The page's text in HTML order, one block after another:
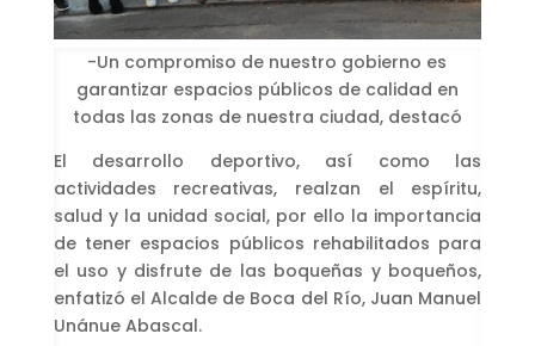
-Un compromiso de nuestro gobierno es
garantizar espacios públicos de calidad en
todas las zonas de nuestra ciudad, destacó
El desarrollo deportivo, así como las
actividades recreativas, realzan el espíritu,
salud y la unidad social, por ello la importancia
de tener espacios públicos rehabilitados para
el uso y disfrute de las boqueñas y boqueños,
enfatizó el Alcalde de Boca del Río, Juan Manuel
Unánue Abascal.